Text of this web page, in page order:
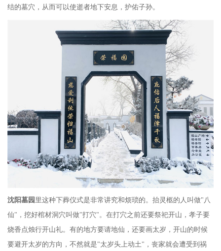
结的墓穴，从而可以使逝者地下安息，护佑子孙。
沈阳墓园 里这种下葬仪式是非常讲究和烦琐的。抬灵柩的人叫做"八
仙"，挖好棺材洞穴叫做"打穴"。在打穴之前还要祭祀开山，孝子要
烧香点烛行开山礼。有的地方要请地仙，还要画太岁，开山的时候
要避开太岁的方向，不然就是"太岁头上动土"，丧家就会遭受到祸